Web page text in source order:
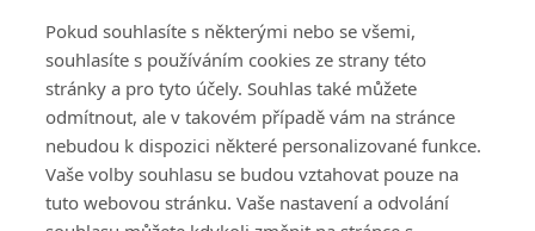
Pokud souhlasíte s některými nebo se všemi,
souhlasíte s používáním cookies ze strany této
stránky a pro tyto účely. Souhlas také můžete
odmítnout, ale v takovém případě vám na stránce
nebudou k dispozici některé personalizované funkce.
Vaše volby souhlasu se budou vztahovat pouze na
tuto webovou stránku. Vaše nastavení a odvolání
GolfExtra
Ceník GolfExtra.cz
Premium
Doporučené odkazy